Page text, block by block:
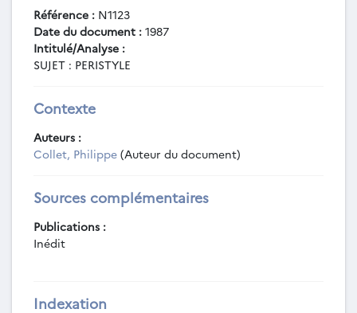
Référence : N1123
Date du document : 1987
Intitulé/Analyse :
SUJET : PERISTYLE
Contexte
Auteurs :
Collet, Philippe (Auteur du document)
Sources complémentaires
Publications :
Inédit
Indexation